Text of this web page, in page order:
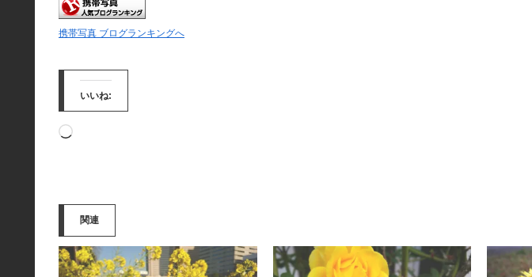
携帯写真 ブログランキングへ
いいね:
読
み
中…
関連